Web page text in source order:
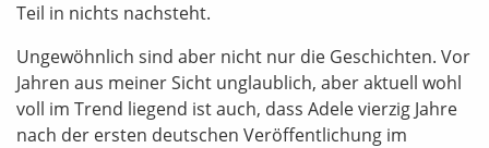
Teil in nichts nachsteht.
Ungewöhnlich sind aber nicht nur die Geschichten. Vor
Jahren aus meiner Sicht unglaublich, aber aktuell wohl
voll im Trend liegend ist auch, dass Adele vierzig Jahre
nach der ersten deutschen Veröffentlichung im